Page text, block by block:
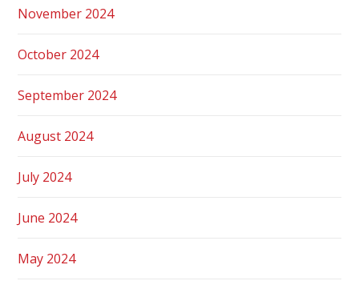
November 2024
October 2024
September 2024
August 2024
July 2024
June 2024
May 2024